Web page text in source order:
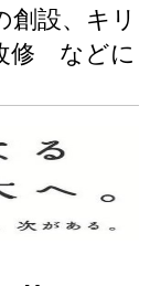
創設、キリ
修 などに